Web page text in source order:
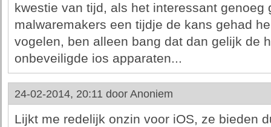
kwestie van tijd, als het interessant genoeg
malwaremakers een tijdje de kans gehad
vogelen, ben alleen bang dat dan gelijk de
onbeveiligde ios apparaten...
24-02-2014, 20:11 door Anoniem
Lijkt me redelijk onzin voor iOS, ze bieden